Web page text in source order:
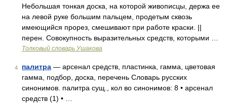
Небольшая тонкая доска, на которой живописцы, держа ее
на левой руке большим пальцем, продетым сквозь
имеющийся прорез, смешивают при работе краски. ||
перен. Совокупность выразительных средств, которыми …
Толковый словарь Ушакова
4 палитра — арсенал средств, пластинка, гамма, цветовая
гамма, подбор, доска, перечень Словарь русских
синонимов. палитра сущ., кол во синонимов: 8 • арсенал
средств (1) • …